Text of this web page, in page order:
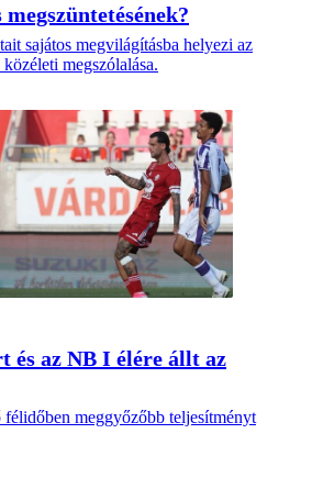
sajátos megvilágításba helyezi az
megszólalása.
és az NB I élére állt az
meggyőzőbb teljesítményt